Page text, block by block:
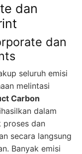
dan
dan
seluruh emisi
melintasi
Carbon
dalam
proses dan
secara langsung
Banyak emisi